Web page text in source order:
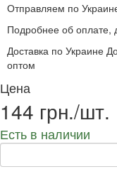
Отправляем по
Подробнее об оплате,
Доставка по Украине
оптом
Цена
144 грн./шт.
Есть в наличии